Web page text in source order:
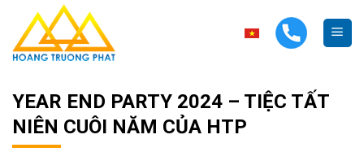
content
YEAR END PARTY 2024 – TIỆC TẤT
NIÊN CUÔI NĂM CỦA HTP